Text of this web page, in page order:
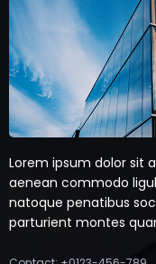
Lorem ipsum dolor sit
aenean commodo
natoque penatibus